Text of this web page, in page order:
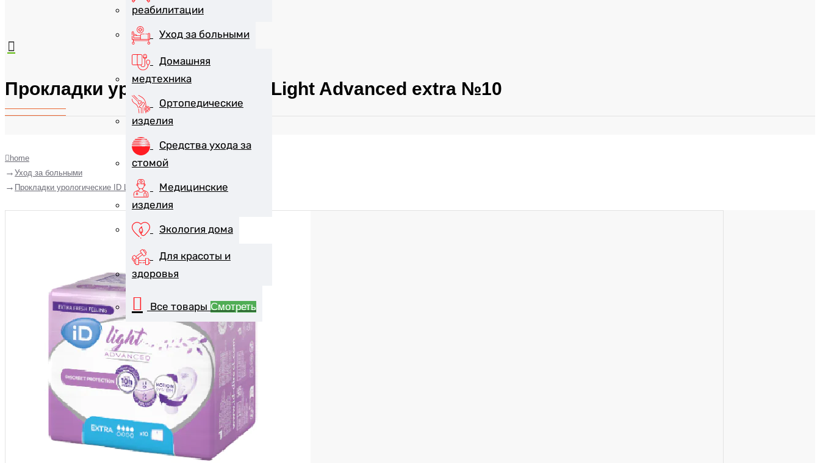
реабилитации
Уход за больными
Домашняя
медтехника
Ортопедические
изделия
Средства ухода за
стомой
Медицинские
изделия
Экология дома
Для красоты и
здоровья
Все товары Смотреть
Прокладки урологические ID Light Advanced extra №10
home
Уход за больными
Прокладки урологические ID Light Advanced extra №10